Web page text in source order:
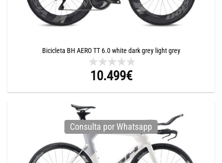
Bicicleta BH AERO TT 6.0 white dark grey light grey
10.499€
Consulta por Whatsapp